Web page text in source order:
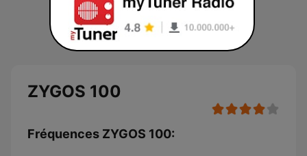
ZYGOS 100
Fréquences ZYGOS 100: